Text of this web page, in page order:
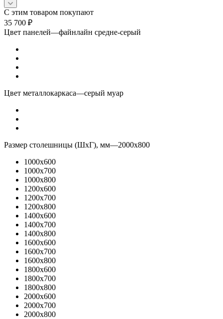
С этим товаром покупают
35 700 ₽
Цвет панелей—файнлайн средне-серый
Цвет металлокаркаса—серый муар
Размер столешницы (ШхГ), мм—2000x800
1000x600
1000x700
1000x800
1200x600
1200x700
1200x800
1400x600
1400x700
1400x800
1600x600
1600x700
1600x800
1800x600
1800x700
1800x800
2000x600
2000x700
2000x800